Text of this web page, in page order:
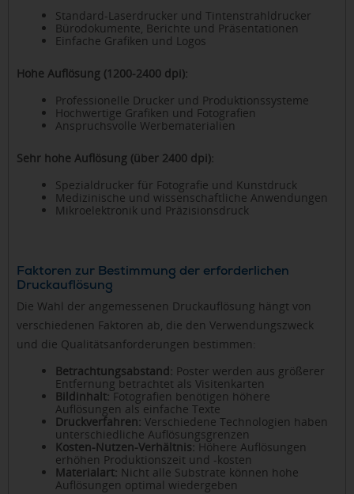
Standard-Laserdrucker und Tintenstrahldrucker
Bürodokumente, Berichte und Präsentationen
Einfache Grafiken und Logos
Hohe Auflösung (1200-2400 dpi):
Professionelle Drucker und Produktionssysteme
Hochwertige Grafiken und Fotografien
Anspruchsvolle Werbematerialien
Sehr hohe Auflösung (über 2400 dpi):
Spezialdrucker für Fotografie und Kunstdruck
Medizinische und wissenschaftliche Anwendungen
Mikroelektronik und Präzisionsdruck
Faktoren zur Bestimmung der erforderlichen
Druckauflösung
Die Wahl der angemessenen Druckauflösung hängt von
verschiedenen Faktoren ab, die den Verwendungszweck
und die Qualitätsanforderungen bestimmen:
Betrachtungsabstand: Poster werden aus größerer
Entfernung betrachtet als Visitenkarten
Bildinhalt: Fotografien benötigen höhere
Auflösungen als einfache Texte
Druckverfahren: Verschiedene Technologien haben
unterschiedliche Auflösungsgrenzen
Kosten-Nutzen-Verhältnis: Höhere Auflösungen
erhöhen Produktionszeit und -kosten
Materialart: Nicht alle Substrate können hohe
Auflösungen optimal wiedergeben